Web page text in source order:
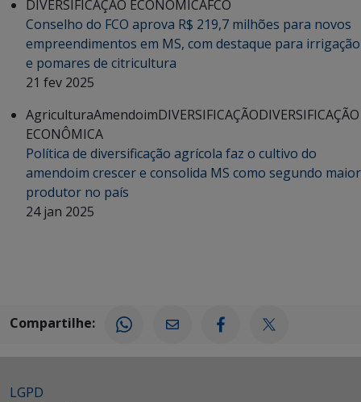
DIVERSIFICAÇÃO ECONÔMICAFCO
Conselho do FCO aprova R$ 219,7 milhões para novos
empreendimentos em MS, com destaque para irrigação
e pomares de citricultura
21 fev 2025
AgriculturaAmendoimDIVERSIFICAÇÃODIVERSIFICAÇÃO
ECONÔMICA
Política de diversificação agrícola faz o cultivo do
amendoim crescer e consolida MS como segundo maior
produtor no país
24 jan 2025
Compartilhe:
LGPD